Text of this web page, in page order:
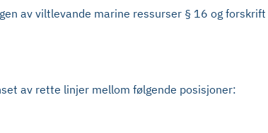
av viltlevande marine ressurser § 16 og
av rette linjer mellom følgende posisjoner: